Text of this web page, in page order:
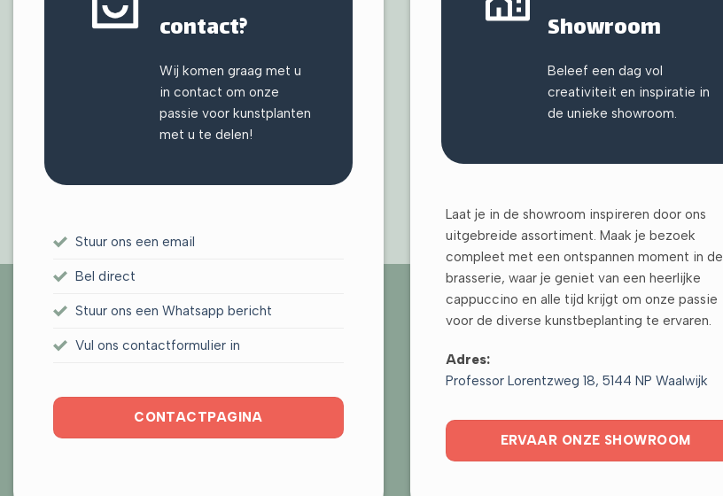
contact?
Wij komen graag met u
in contact om onze
passie voor kunstplanten
met u te delen!
Stuur ons een email
Bel direct
Stuur ons een Whatsapp bericht
Vul ons contactformulier in
CONTACTPAGINA
Showroom
Beleef een dag vol
creativiteit en inspiratie in
de unieke showroom.
Laat je in de showroom inspireren door ons
uitgebreide assortiment. Maak je bezoek
compleet met een ontspannen moment in de
brasserie, waar je geniet van een heerlijke
cappuccino en alle tijd krijgt om onze passie
voor de diverse kunstbeplanting te ervaren.
Adres:
Professor Lorentzweg 18, 5144 NP Waalwijk
ERVAAR ONZE SHOWROOM
RESTAURANT JUT
PAARDEKOOPER
BV – ROTTERDAM
RESTAURANT
LOTS – HELVOIRT